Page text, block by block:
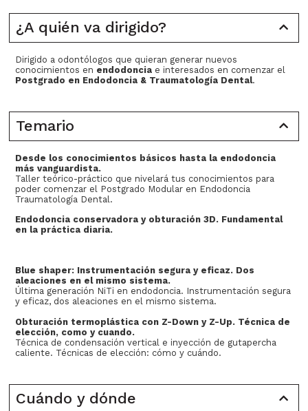
¿A quién va dirigido?
Dirigido a odontólogos que quieran generar nuevos
conocimientos en endodonciae interesados en comenzar el
Postgrado en Endodoncia & Traumatología Dental.
Temario
Desde los conocimientos básicos hasta la endodoncia
más vanguardista.
Taller teórico-práctico que nivelará tus conocimientos para
poder comenzar el Postgrado Modular en Endodoncia
Traumatología Dental.
Endodoncia conservadora y obturación 3D. Fundamental
en la práctica diaria.
Blue shaper: Instrumentación segura y eficaz. Dos
aleaciones en el mismo sistema.
Última generación NiTi en endodoncia. Instrumentación segura
y eficaz, dos aleaciones en el mismo sistema.
Obturación termoplástica con Z-Down y Z-Up. Técnica de
elección, como y cuando.
Técnica de condensación vertical e inyección de gutapercha
caliente. Técnicas de elección: cómo y cuándo.
Cuándo y dónde